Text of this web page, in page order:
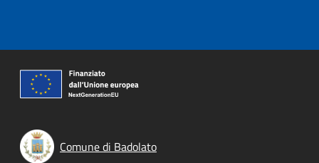
Comune di Badolato